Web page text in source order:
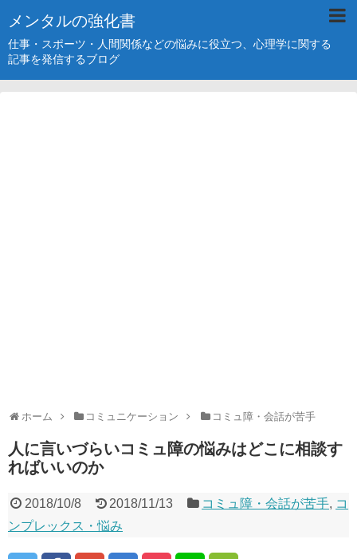
メンタルの強化書
仕事・スポーツ・人間関係などの悩みに役立つ、心理学に関する
記事を発信するブログ
ホーム コミュニケーション コミュ障・会話が苦手
人に言いづらいコミュ障の悩みはどこに相談す
ればいいのか
2018/10/8 2018/11/13 コミュ障・会話が苦手, コ
ンプレックス・悩み